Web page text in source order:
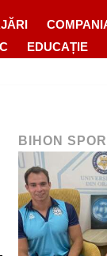
EDUCAȚIE
BIHON